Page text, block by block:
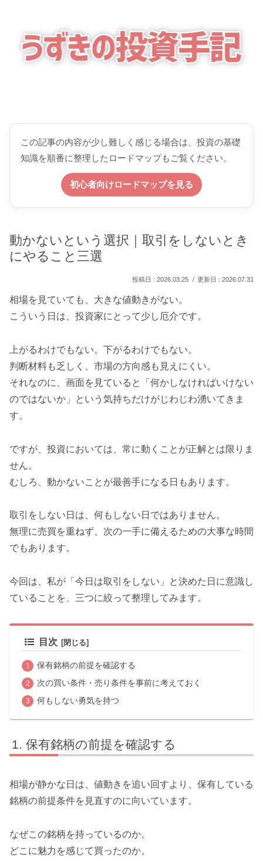
この記事の内容が少し難しく感じる場合は、投資の基礎
知識を順番に整理したロードマップもご覧ください。
初心者向けロードマップを見る
動かないという選択｜取引をしないとき
にやること三選
2026.03.25 2026.07.31
相場を見ていても、大きな値動きがない。
こういう日は、投資家にとって少し厄介です。
上がるわけでもない。下がるわけでもない。
判断材料も乏しく、市場の方向感も見えにくい。
それなのに、画面を見ていると「何かしなければいけない
のではないか」という気持ちだけがじわじわ湧いてきま
す。
ですが、投資においては、常に動くことが正解とは限りま
せん。
むしろ、動かないことが最善手になる日もあります。
取引をしない日は、何もしない日ではありません。
無理に売買を重ねず、次の一手に備えるための大事な時間
でもあります。
今回は、私が「今日は取引をしない」と決めた日に意識し
ていることを、三つに絞って整理してみます。
目次
保有銘柄の前提を確認する
次の買い条件・売り条件を事前に考えておく
何もしない勇気を持つ
保有銘柄の前提を確認する
相場が静かな日は、値動きを追い回すより、保有している
銘柄の前提条件を見直すのに向いています。
なぜこの銘柄を持っているのか。
どこに魅力を感じて買ったのか。